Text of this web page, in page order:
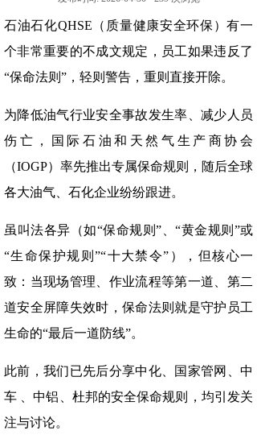
石油石化QHSE（质量健康安全环保）有一
个非常重要的不成文规定，员工如果违反了
“保命法则”，轻则警告，重则直接开除。
为降低油气行业安全事故发生率、减少人员
伤亡，国际石油和天然气生产商协会
（IOGP）率先推出专属保命规则，随后全球
各大油气、石化企业纷纷跟进。
虽叫法各异（如“保命规则”、“黄金规则”或
“生命保护规则”“十大禁令”），但核心一
致：当现场管理、作业流程等第一道、第二
道安全屏障失效时，保命法则就是守护员工
生命的“最后一道防线”。
此前，我们已先后分享中化、国家管网、中
车 、中铝、杜邦的安全保命规则，均引发关
注与讨论。